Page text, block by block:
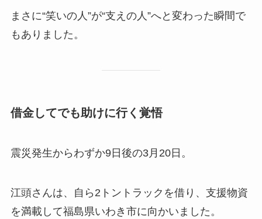
まさに“笑いの人”が“支えの人”へと変わった瞬間で
もありました。
借金してでも助けに行く覚悟
震災発生からわずか9日後の3月20日。
江頭さんは、自ら2トントラックを借り、支援物資
を満載して福島県いわき市に向かいました。